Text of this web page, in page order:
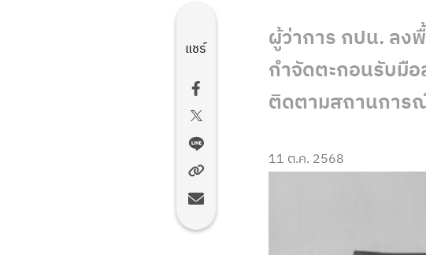
แชร์
ผู้ว่าการ กปน. ลง
กำจัดตะกอนรับมื
ติดตามสถานการ
11 ต.ค. 2568